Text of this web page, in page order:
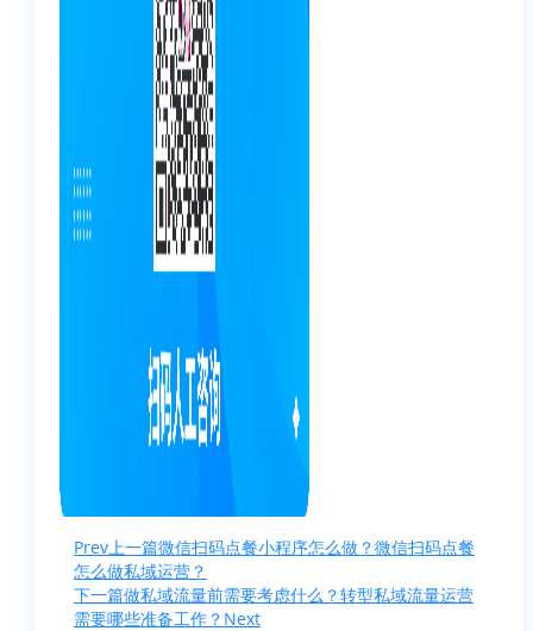
Prev 上一篇微信扫码点餐小程序怎么做？微信扫码点餐
怎么做私域运营？
下一篇做私域流量前需要考虑什么？转型私域流量运营
需要哪些准备工作？ Next